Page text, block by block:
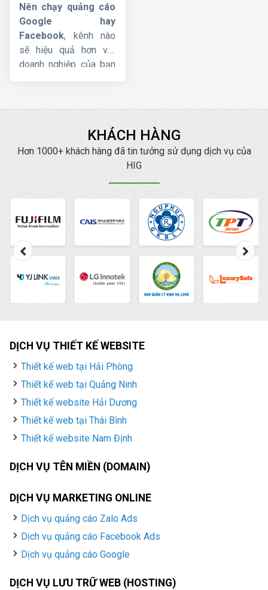
dịch quảng cáo cuộc
gọi Google Ads
từ A-
Z.
Nên chạy quảng cáo
Google hay
Facebook, kênh nào
sẽ hiệu quả hơn với
doanh nghiệp của bạn
sánh quảng cáo
cố gắng phân tích và
đưa ra cho bạn những
KHÁCH HÀNG
Hơn 1000+ khách hàng đã tin tưởng sử dụng dịch vụ của
HIG
DỊCH VỤ THIẾT KẾ WEBSITE
Thiết kế web tại Hải Phòng
Thiết kế web tại Quảng Ninh
Thiết kế website Hải Dương
Thiết kế web tại Thái Bình
Thiết kế website Nam Định
DỊCH VỤ TÊN MIỀN (DOMAIN)
DỊCH VỤ MARKETING ONLINE
Dịch vụ quảng cáo Zalo Ads
Dịch vụ quảng cáo Facebook Ads
Dịch vụ quảng cáo Google
DỊCH VỤ LƯU TRỮ WEB (HOSTING)